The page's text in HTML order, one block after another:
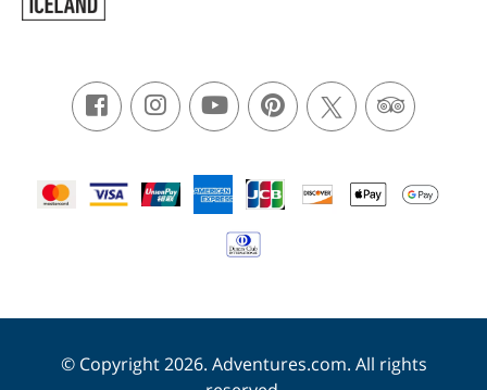
© Copyright 2026. Adventures.com. All rights